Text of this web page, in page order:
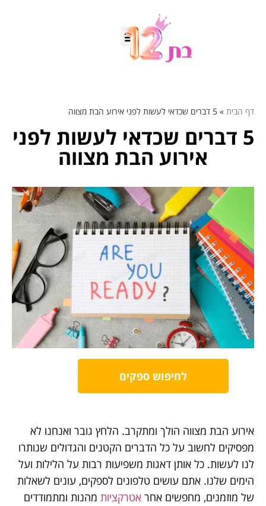
דף הבית » 5 דברים שכדאי לעשות לפני אירוע הבת מצווה
5 דברים שכדאי לעשות לפני
אירוע הבת מצווה
לחיפוש ספקים
אירוע הבת מצווה הולך ומתקרב. הלחץ גובר ואנחנו לא
מפסיקים לחשוב על כל הדברים הקטנים והגדולים שנותרו
לנו לעשות. כל אותן דאגות משפיעות רבות על הלילות ועל
הימים שלנו. אתם עושים טלפונים לספקים, עונים לשאלות
של מוזמנים, מחפשים אחר אטרקציות מהנות ומתמודדים